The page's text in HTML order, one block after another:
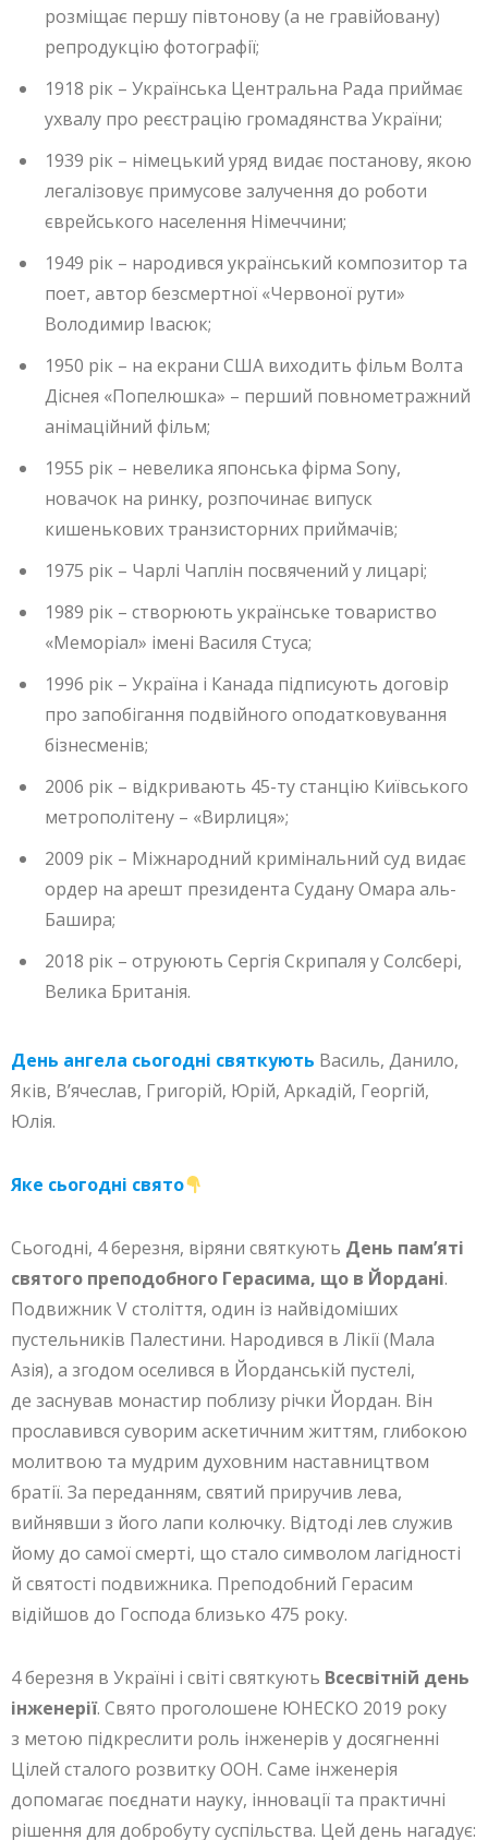
розміщає першу півтонову (а не гравійовану)
репродукцію фотографії;
1918 рік – Українська Центральна Рада приймає
ухвалу про реєстрацію громадянства України;
1939 рік – німецький уряд видає постанову, якою
легалізовує примусове залучення до роботи
єврейського населення Німеччини;
1949 рік – народився український композитор та
поет, автор безсмертної «Червоної рути»
Володимир Івасюк;
1950 рік – на екрани США виходить фільм Волта
Діснея «Попелюшка» – перший повнометражний
анімаційний фільм;
1955 рік – невелика японська фірма Sony,
новачок на ринку, розпочинає випуск
кишенькових транзисторних приймачів;
1975 рік – Чарлі Чаплін посвячений у лицарі;
1989 рік – створюють українське товариство
«Меморіал» імені Василя Стуса;
1996 рік – Україна і Канада підписують договір
про запобігання подвійного оподатковування
бізнесменів;
2006 рік – відкривають 45-ту станцію Київського
метрополітену – «Вирлиця»;
2009 рік – Міжнародний кримінальний суд видає
ордер на арешт президента Судану Омара аль-
Башира;
2018 рік – отруюють Сергія Скрипаля у Солсбері,
Велика Британія.
День ангела сьогодні святкують Василь, Данило,
Яків, В’ячеслав, Григорій, Юрій, Аркадій, Георгій,
Юлія.
Яке сьогодні свято
Сьогодні, 4 березня, віряни святкують День пам’яті
святого преподобного Герасима, що в Йордані.
Подвижник V століття, один із найвідоміших
пустельників Палестини. Народився в Лікії (Мала
Азія), а згодом оселився в Йорданській пустелі,
де заснував монастир поблизу річки Йордан. Він
прославився суворим аскетичним життям, глибокою
молитвою та мудрим духовним наставництвом
братії. За переданням, святий приручив лева,
вийнявши з його лапи колючку. Відтоді лев служив
йому до самої смерті, що стало символом лагідності
й святості подвижника. Преподобний Герасим
відійшов до Господа близько 475 року.
4 березня в Україні і світі святкують Всесвітній день
інженерії. Свято проголошене ЮНЕСКО 2019 року
з метою підкреслити роль інженерів у досягненні
Цілей сталого розвитку ООН. Саме інженерія
допомагає поєднати науку, інновації та практичні
рішення для добробуту суспільства. Цей день нагадує: